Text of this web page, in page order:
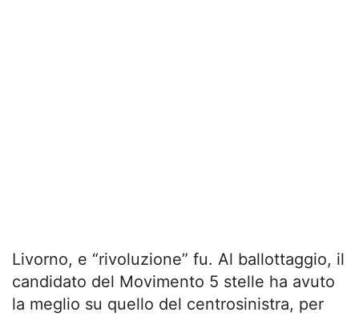
Livorno, e “rivoluzione” fu. Al ballottaggio, il
candidato del Movimento 5 stelle ha avuto
la meglio su quello del centrosinistra, per